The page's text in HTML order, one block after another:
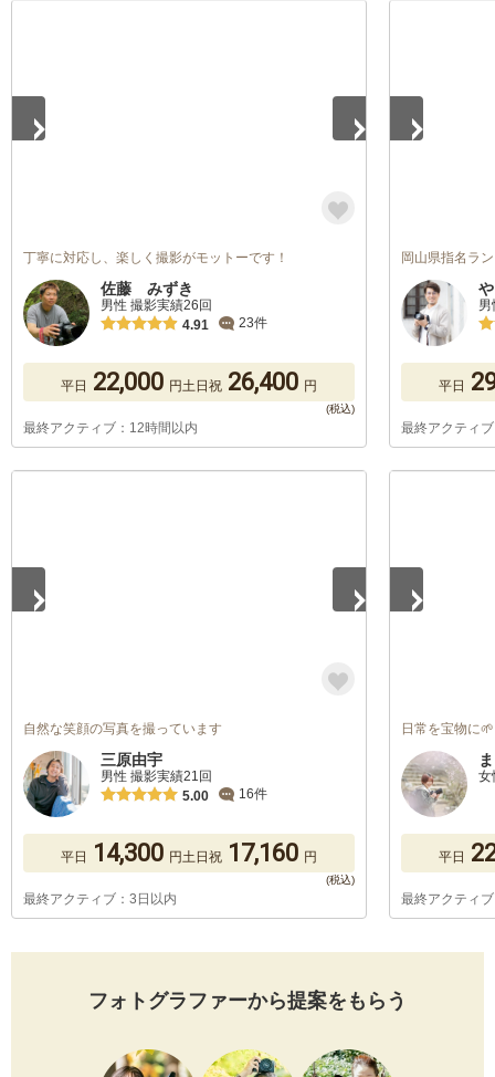
丁寧に対応し、楽しく撮影がモットーです！
佐藤 みずき
男性 撮影実績26回
4.91
23件
平日 22,000 円土日祝 26,400 円
最終アクティブ：12時間以内
岡山県指名ラ
平日
最終アクティ
自然な笑顔の写真を撮っています
三原由宇
男性 撮影実績21回
5.00
16件
平日 14,300 円土日祝 17,160 円
最終アクティブ：3日以内
日常を宝物に🌱
女
平日
最終アクティ
フォトグラファーから提案をもらう